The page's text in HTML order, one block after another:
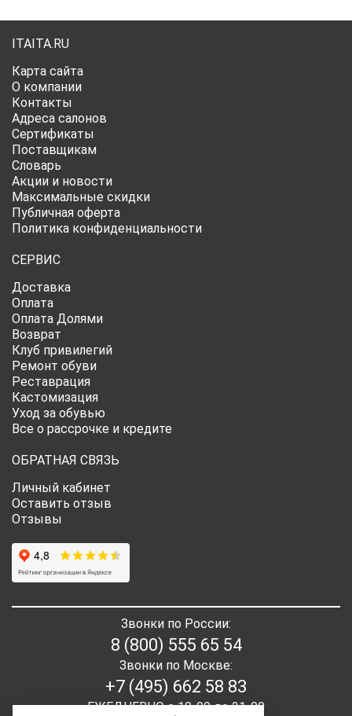
ITAITA.RU
Карта сайта
О компании
Контакты
Адреса салонов
Сертификаты
Поставщикам
Словарь
Акции и новости
Максимальные скидки
Публичная оферта
Политика конфиденциальности
СЕРВИС
Доставка
Оплата
Оплата Долями
Возврат
Клуб привилегий
Ремонт обуви
Реставрация
Кастомизация
Уход за обувью
Все о рассрочке и кредите
ОБРАТНАЯ СВЯЗЬ
Личный кабинет
Оставить отзыв
Отзывы
Звонки по России:
8 (800) 555 65 54
Звонки по Москве:
+7 (495) 662 58 83
ЕЖЕДНЕВНО с 10-00 до 21-00